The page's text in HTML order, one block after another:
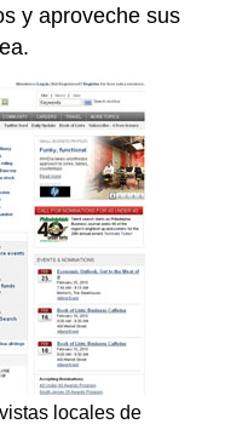
y aproveche sus
locales de